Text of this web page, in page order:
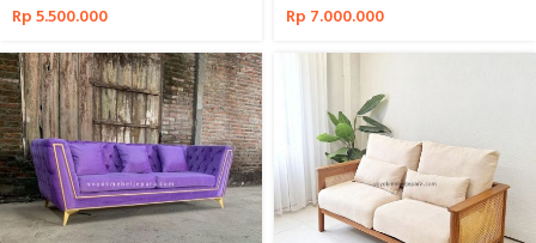
Rp5.500.000 Rp 7.000.000